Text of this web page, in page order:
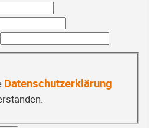
Datenschutzerklärung